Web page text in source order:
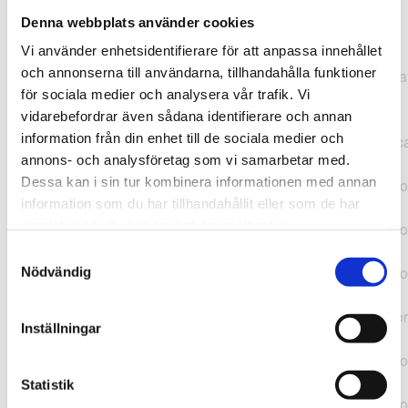
Denna webbplats använder cookies
Vi använder enhetsidentifierare för att anpassa innehållet
och annonserna till användarna, tillhandahålla funktioner
för sociala medier och analysera vår trafik. Vi
vidarebefordrar även sådana identifierare och annan
information från din enhet till de sociala medier och
annons- och analysföretag som vi samarbetar med.
Dessa kan i sin tur kombinera informationen med annan
information som du har tillhandahållit eller som de har
Nödvändig
Inställningar
Statistik
TypeError: "".concat(...).concat(...).replaceAll is not a
function at
https://webshop.pressbyran.se/_next/static/chunks/pages/
b1763451a2186f9e.js:1:11050 at Array.map
(<anonymous>) at K
(https://webshop.pressbyran.se/_next/static/chunks/pages/
b1763451a2186f9e.js:1:10836) at lk
(https://webshop.pressbyran.se/_next/static/chunks/
b241200379730ac0.js:1:129835) at i
(https://webshop.pressbyran.se/_next/static/chunks/
(https://webshop.pressbyran.se/_next/static/chunks/
https://webshop.pressbyran.se/_next/static/chunks/
b241200379730ac0.js:1:167872 at uI
(https://webshop.pressbyran.se/_next/static/chunks/
b241200379730ac0.js:1:167879) at uE
(https://webshop.pressbyran.se/_next/static/chunks/